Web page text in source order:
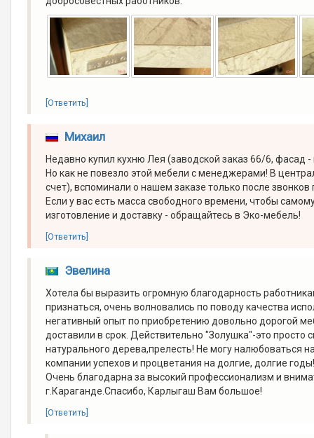
[Ответить]
Михаил
Недавно купил кухню Лея (заводской заказ 66/6, фасад
Но как не повезло этой мебели с менеджерами! В
счет), вспоминали о нашем заказе только после
Если у вас есть масса свободного времени, чтобы
изготовление и доставку - обращайтесь в Эко-мебель!
[Ответить]
Эвелина
Хотела бы выразить огромную благодарность
признаться, очень волновались по поводу качества
негативный опыт по приобретению довольно дорогой
доставили в срок. Действительно "Золушка"-это просто
натурального дерева,прелесть! Не могу
компании успехов и процветания на долгие, долгие
Очень благодарна за высокий профессионализм и
г.Караганде.Спасибо, Карлыгаш Вам большое!
[Ответить]